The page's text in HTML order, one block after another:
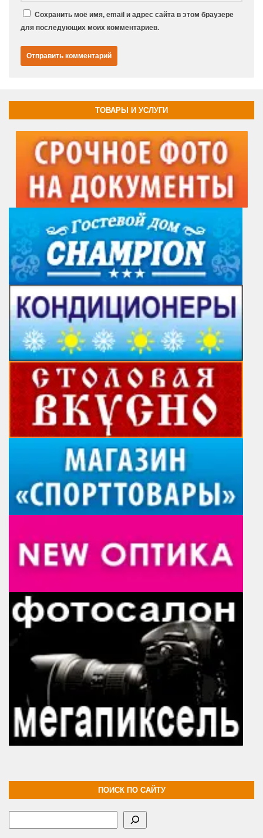
Сохранить моё имя, email и адрес сайта в этом браузере
для последующих моих комментариев.
ТОВАРЫ И УСЛУГИ
ПОИСК ПО САЙТУ